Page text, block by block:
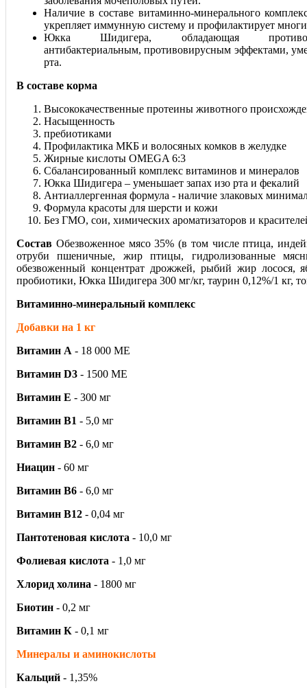
Наличие в составе витаминно-минерального
укрепляет иммунную систему и профилактирует
Юкка Шидигера, обладающая
антибактериальным, противовирусным эффектами,
рта.
В составе корма
Высококачественные протеины животного
Насыщенность
пребиотиками
Профилактика МКБ и волосяных комков в желудке
Жирные кислоты OMEGA 6:3
Сбалансированный комплекс витаминов и минералов
Юкка Шидигера – уменьшает запах изо рта и фекалий
Антиаллергенная формула - наличие злаковых
Формула красоты для шерсти и кожи
Без ГМО, сои, химических ароматизаторов и
Состав Обезвоженное мясо 35% (в том числе птица,
отруби пшеничные, жир птицы, гидролизованные
обезвоженный концентрат дрожжей, рыбий жир лосося,
пробиотики, Юкка Шидигера 300 мг/кг, таурин 0,12%/1 кг,
Витаминно-минеральный комплекс
Добавки на 1 кг
Витамин A - 18 000 ME
Витамин D3 - 1500 ME
Витамин E - 300 мг
Витамин B1 - 5,0 мг
Витамин B2 - 6,0 мг
Ниацин - 60 мг
Витамин В6 - 6,0 мг
Витамин В12 - 0,04 мг
Пантотеновая кислота - 10,0 мг
Фолиевая кислота - 1,0 мг
Хлорид холина - 1800 мг
Биотин - 0,2 мг
Витамин К - 0,1 мг
Минералы и аминокислоты
Кальций - 1,35%